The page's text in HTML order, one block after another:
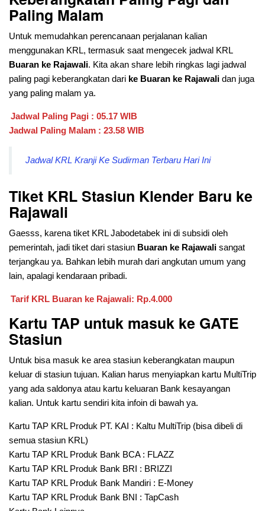
Paling Malam
Untuk memudahkan perencanaan perjalanan kalian
menggunakan KRL, termasuk saat mengecek jadwal KRL
Buaran ke Rajawali. Kita akan share lebih ringkas lagi jadwal
paling pagi keberangkatan dari ke Buaran ke Rajawali dan juga
yang paling malam ya.
Jadwal Paling Pagi : 05.17 WIB
Jadwal Paling Malam : 23.58 WIB
Jadwal KRL Kranji Ke Sudirman Terbaru Hari Ini
Tiket KRL Stasiun Klender Baru ke
Rajawali
Gaesss, karena tiket KRL Jabodetabek ini di subsidi oleh
pemerintah, jadi tiket dari stasiun Buaran ke Rajawali sangat
terjangkau ya. Bahkan lebih murah dari angkutan umum yang
lain, apalagi kendaraan pribadi.
Tarif KRL Buaran ke Rajawali: Rp.4.000
Kartu TAP untuk masuk ke GATE
Stasiun
Untuk bisa masuk ke area stasiun keberangkatan maupun
keluar di stasiun tujuan. Kalian harus menyiapkan kartu MultiTrip
yang ada saldonya atau kartu keluaran Bank kesayangan
kalian. Untuk kartu sendiri kita infoin di bawah ya.
Kartu TAP KRL Produk PT. KAI : Kaltu MultiTrip (bisa dibeli di
semua stasiun KRL)
Kartu TAP KRL Produk Bank BCA : FLAZZ
Kartu TAP KRL Produk Bank BRI : BRIZZI
Kartu TAP KRL Produk Bank Mandiri : E-Money
Kartu TAP KRL Produk Bank BNI : TapCash